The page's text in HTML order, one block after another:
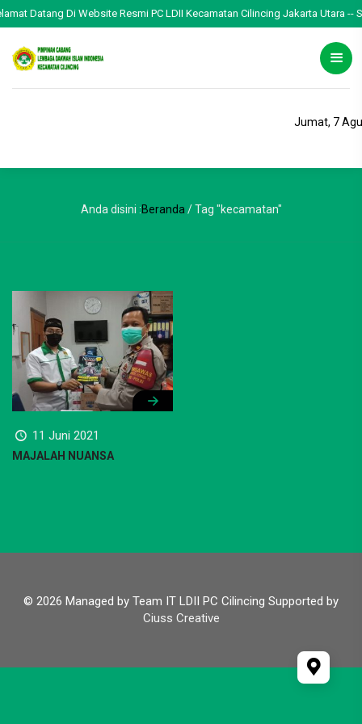
Datang Di Website Resmi PC LDII Kecamatan Cilincing Jakarta Utara --
Jumat, 7
Anda disini :Beranda /Tag "kecamatan"
11 Juni 2021
MAJALAH NUANSA
© 2026 Managed by Team IT LDII PC Cilincing Supported by
Ciuss Creative